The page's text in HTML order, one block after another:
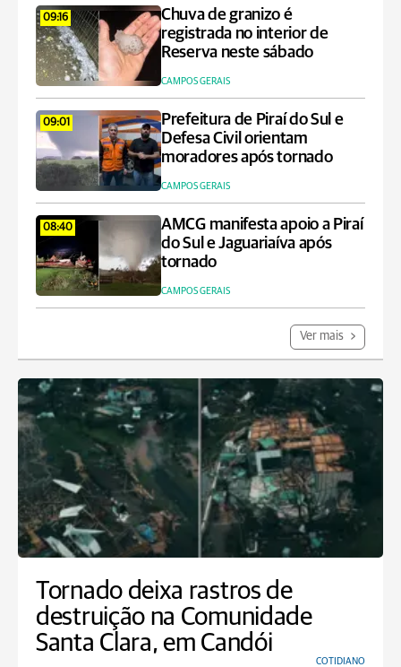
09:16
Chuva de granizo é
registrada no interior de
Reserva neste sábado
CAMPOS GERAIS
09:01
Prefeitura de Piraí do Sul e
Defesa Civil orientam
moradores após tornado
CAMPOS GERAIS
08:40
AMCG manifesta apoio a Piraí
do Sul e Jaguariaíva após
tornado
CAMPOS GERAIS
Ver mais
Tornado deixa rastros de
destruição na Comunidade
Santa Clara, em Candói
COTIDIANO